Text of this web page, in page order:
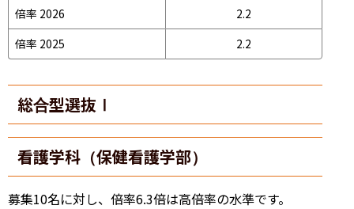
倍率 2026
2.2
倍率 2025
2.2
総合型選抜Ⅰ
看護学科（保健看護学部）
募集10名に対し、倍率6.3倍は高倍率の水準です。